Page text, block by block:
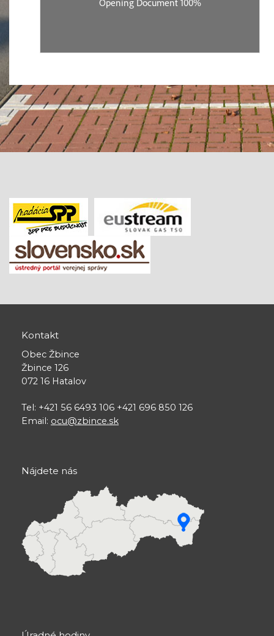
Kontakt
Obec Žbince
Žbince 126
072 16 Hatalov
Tel: +421 56 6493 106 +421 696 850 126
Email: ocu@zbince.sk
Nájdete nás